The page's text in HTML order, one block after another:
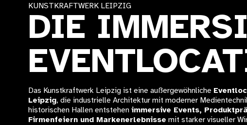
KUNSTKRAFTWERK LEIPZIG
DIE
Das Kunstkraftwerk Leipzig ist eine außergewöhnliche
Leipzig, die industrielle Architektur mit moderner
historischen Hallen entstehen immersive Events,
Firmenfeiern und Markenerlebnisse mit starker visueller